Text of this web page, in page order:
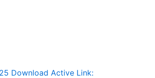
Download Active Link: